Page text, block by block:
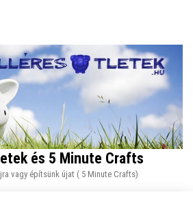
és 5 Minute Crafts
vagy építsünk újat ( 5 Minute Crafts)